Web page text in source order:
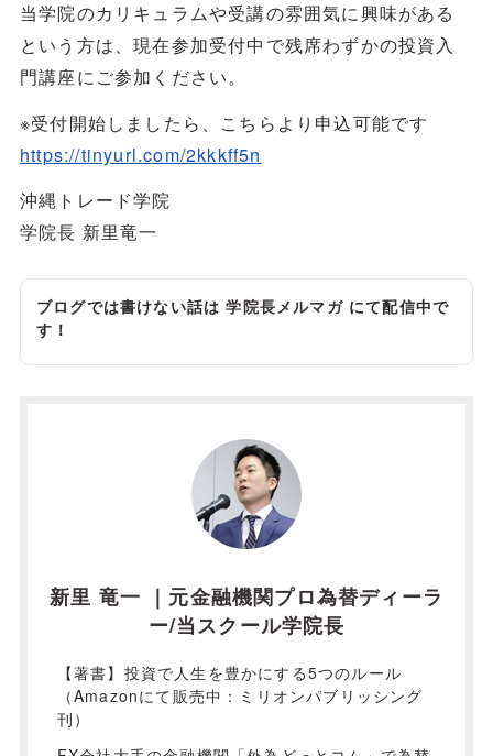
当学院のカリキュラムや受講の雰囲気に興味がある
という方は、現在参加受付中で残席わずかの投資入
門講座にご参加ください。
※受付開始しましたら、こちらより申込可能です
https://tinyurl.com/2kkkff5n
沖縄トレード学院
学院長 新里竜一
ブログでは書けない話は学院長メルマガにて配信中で
す！
新里 竜一 ｜元金融機関プロ為替ディーラ
ー/当スクール学院長
【著書】投資で人生を豊かにする5つのルール
（Amazonにて販売中：ミリオンパブリッシング
刊）